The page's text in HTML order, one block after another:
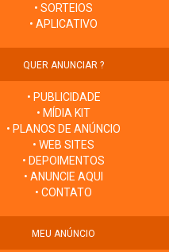
• SORTEIOS
• APLICATIVO
QUER ANUNCIAR ?
• PUBLICIDADE
• MÍDIA KIT
• PLANOS DE ANÚNCIO
• WEB SITES
• DEPOIMENTOS
• ANUNCIE AQUI
• CONTATO
MEU ANÚNCIO